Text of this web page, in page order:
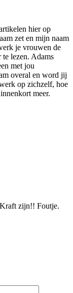
hier op
zet en mijn naam
je vrouwen de
te lezen. Adams
met jou
overal en word jij
op zichzelf, hoe
meer.
zijn!! Foutje.